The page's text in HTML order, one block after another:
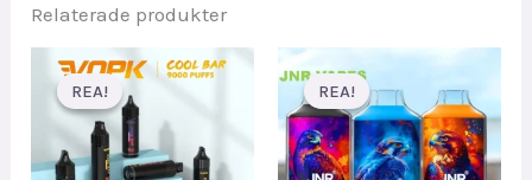
Relaterade produkter
REA!
REA! REA!
REA!